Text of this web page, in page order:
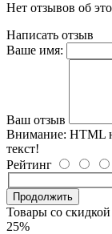
Нет отзывов об
Написать отзыв
Ваше имя:
Ваш отзыв
Внимание: HTML
текст!
Рейтинг
Продолжить
Товары со скидкой
25%